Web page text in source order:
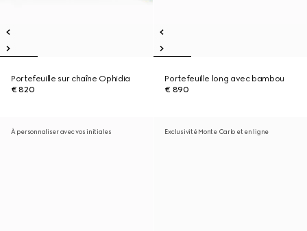
Portefeuille sur chaîne Ophidia
€ 820
Portefeuille long avec bambou
€ 890
À personnaliser avec vos initiales Exclusivité Monte Carlo et en ligne